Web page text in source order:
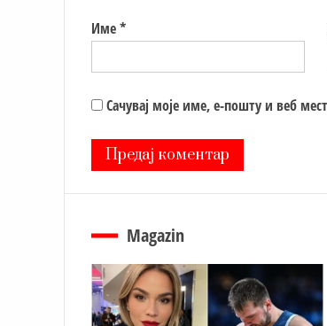
Име*
Сачувај моје име, е-пошту и веб
Magazin